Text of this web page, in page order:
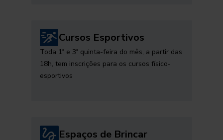
Cursos Esportivos
Toda 1ª e 3ª quinta-feira do mês, a partir das
18h, tem inscrições para os cursos físico-
esportivos
Espaços de Brincar